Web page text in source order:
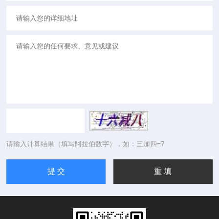
请输入计算结果（填写阿拉伯数字），如：三加四=7